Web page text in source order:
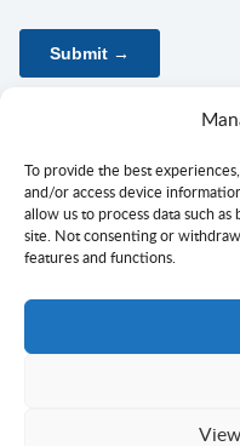
To provide the best
and/or access device
allow us to process data such
site. Not consenting or
features and functions.
Avtorske pravice in